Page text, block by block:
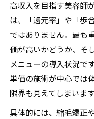
高収入を目指す美容師
は、「還元率」や「歩
ではありません。最も
価が高いかどうか、そ
メニューの導入状況で
単価の施術が中心では
限界も見えてしまいます
具体的には、縮毛矯正